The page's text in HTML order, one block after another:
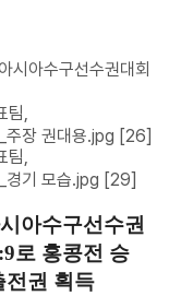
시아수구선수권대회
팀,
주장 권대용.jpg [26]
팀,
경기 모습.jpg [29]
아수구선수권
로 홍콩전 승
전권 획득